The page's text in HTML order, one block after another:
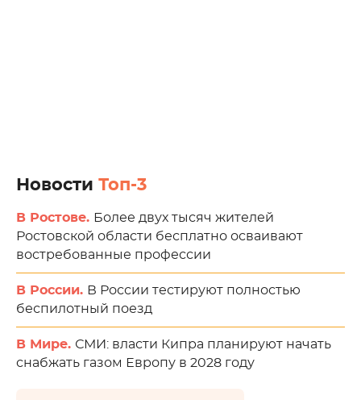
Новости Топ-3
В Ростове. Более двух тысяч жителей
Ростовской области бесплатно осваивают
востребованные профессии
В России. В России тестируют полностью
беспилотный поезд
В Мире. СМИ: власти Кипра планируют начать
снабжать газом Европу в 2028 году